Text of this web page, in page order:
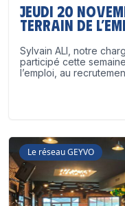
Jeudi 20
terrain de
Sylvain ALI, notre
participé cette
l’emploi, au
Le réseau GEYVO